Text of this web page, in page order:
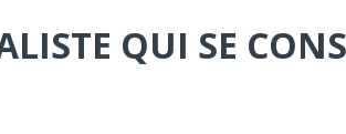
QUI SE